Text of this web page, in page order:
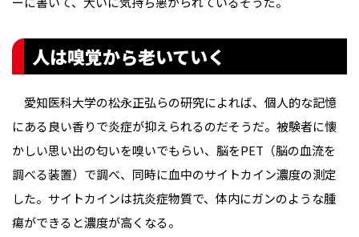
人は嗅覚から老いていく
愛知医科大学の松永正弘らの研究によれば、個人的な記憶
にある良い香りで炎症が抑えられるのだそうだ。被験者に懐
かしい思い出の匂いを嗅いでもらい、脳をPET（脳の血流を
調べる装置）で調べ、同時に血中のサイトカイン濃度の測定
した。サイトカインは抗炎症物質で、体内にガンのような腫
瘍ができると濃度が高くなる。